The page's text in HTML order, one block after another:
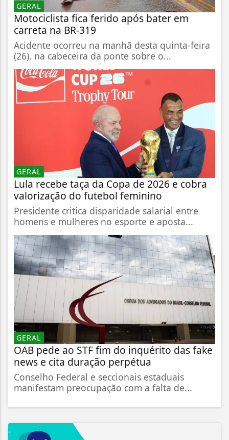
GERAL
Motociclista fica ferido após bater em
carreta na BR-319
Acidente ocorreu na manhã desta quinta-feira
(26), na cabeceira da ponte sobre o...
GERAL
Lula recebe taça da Copa de 2026 e cobra
valorização do futebol feminino
Presidente critica disparidade salarial entre
homens e mulheres no esporte e aposta...
GERAL
OAB pede ao STF fim do inquérito das fake
news e cita duração perpétua
Conselho Federal e seccionais estaduais
manifestam preocupação com a falta de...